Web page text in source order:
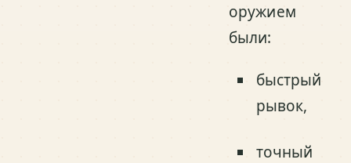
оружием
были:
быстрый
рывок,
точный